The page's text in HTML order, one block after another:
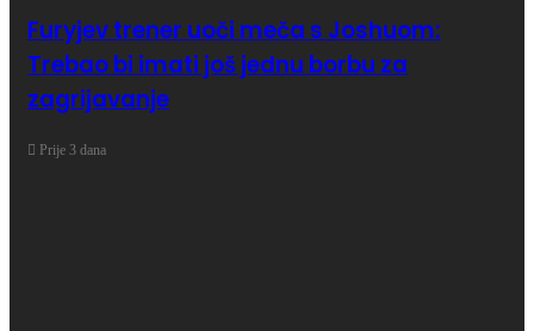
Furyjev trener uoči meča s Joshuom:
Trebao bi imati još jednu borbu za
zagrijavanje
Prije 3 dana